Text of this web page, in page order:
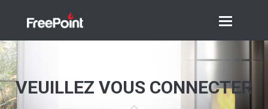
Toggle
navigation
VEUILLEZ VOUS CONNECTER